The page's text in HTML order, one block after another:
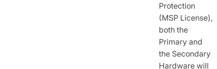
Protection
(MSP License),
both the
Primary and
the Secondary
Hardware will